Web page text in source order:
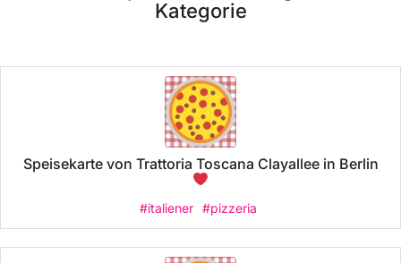
Kategorie
Speisekarte von Trattoria Toscana Clayallee in Berlin
#italiener #pizzeria